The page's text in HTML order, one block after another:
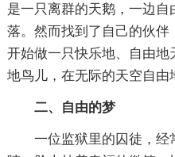
是一只离群的天鹅，一边
落。然而找到了自己的伙伴
开始做一只快乐地、自由
地鸟儿，在无际的天空自由
二、自由的梦
一位监狱里的囚徒，经